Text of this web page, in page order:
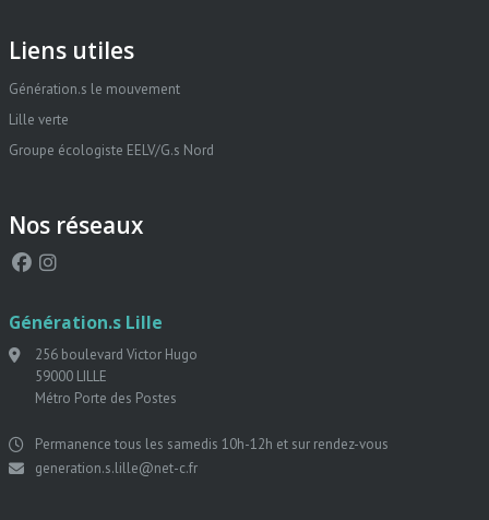
Liens utiles
Génération.s le mouvement
Lille verte
Groupe écologiste EELV/G.s Nord
Nos réseaux
Génération.s Lille
256 boulevard Victor Hugo
59000 LILLE
Métro Porte des Postes
Permanence tous les samedis 10h-12h et sur rendez-vous
generation.s.lille@net-c.fr